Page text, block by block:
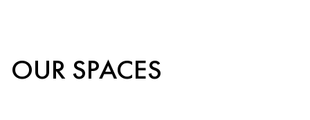
OUR SPACES